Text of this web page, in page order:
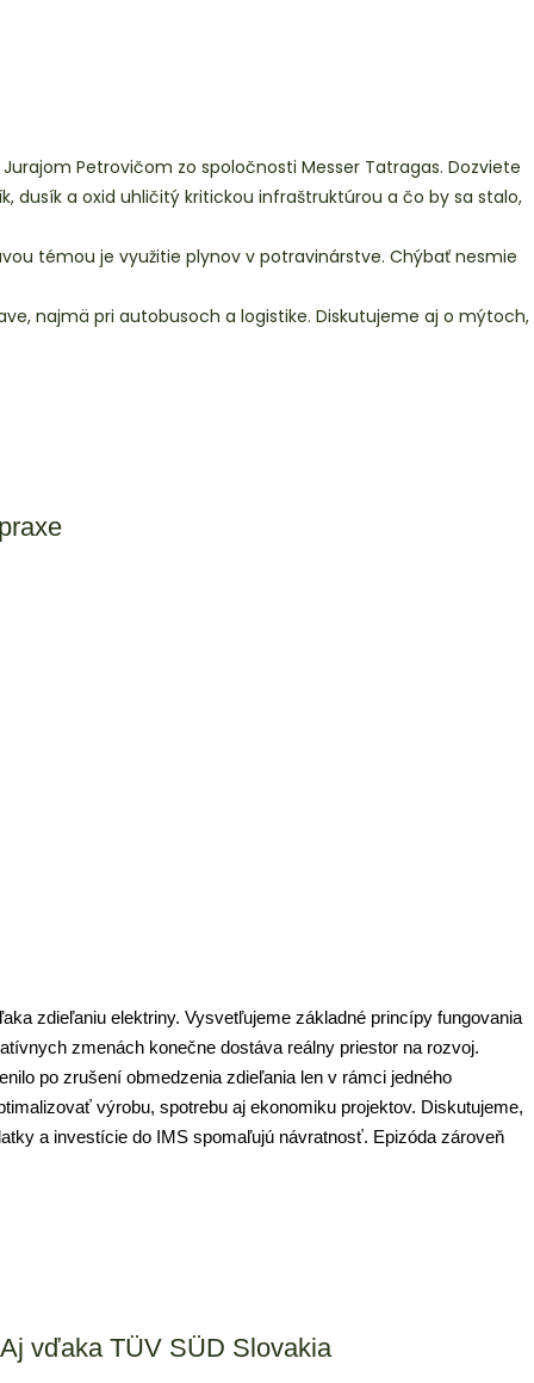
Petrovičom zo spoločnosti Messer Tatragas. Dozviete
dusík a oxid uhličitý kritickou infraštruktúrou a čo by sa stalo,
témou je využitie plynov v potravinárstve. Chýbať nesmie
najmä pri autobusoch a logistike. Diskutujeme aj o mýtoch,
zdieľaniu elektriny. Vysvetľujeme základné princípy fungovania
zmenách konečne dostáva reálny priestor na rozvoj.
po zrušení obmedzenia zdieľania len v rámci jedného
výrobu, spotrebu aj ekonomiku projektov. Diskutujeme,
a investície do IMS spomaľujú návratnosť. Epizóda zároveň
vďaka TÜV SÜD Slovakia